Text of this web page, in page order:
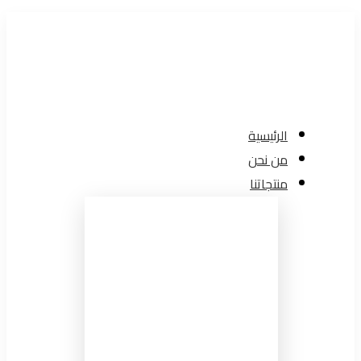
الرئيسية
من نحن
منتجاتنا